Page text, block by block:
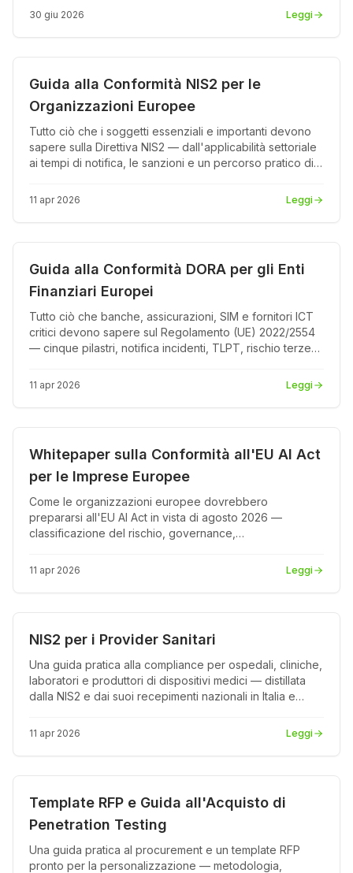
Token trasparenti e reporting pronto per il consiglio.
30 giu 2026 Leggi
Conformità PDF
Guida alla Conformità NIS2 per le
Organizzazioni Europee
Tutto ciò che i soggetti essenziali e importanti devono
sapere sulla Direttiva NIS2 — dall'applicabilità settoriale
ai tempi di notifica, le sanzioni e un percorso pratico di
11 apr 2026 Leggi
Conformità PDF
Guida alla Conformità DORA per gli Enti
Finanziari Europei
Tutto ciò che banche, assicurazioni, SIM e fornitori ICT
critici devono sapere sul Regolamento (UE) 2022/2554
— cinque pilastri, notifica incidenti, TLPT, rischio terze
11 apr 2026 Leggi
Conformità PDF
Whitepaper sulla Conformità all'EU AI Act
per le Imprese Europee
Come le organizzazioni europee dovrebbero
prepararsi all'EU AI Act in vista di agosto 2026 —
classificazione del rischio, governance,
11 apr 2026 Leggi
Conformità PDF
NIS2 per i Provider Sanitari
Una guida pratica alla compliance per ospedali, cliniche,
laboratori e produttori di dispositivi medici — distillata
dalla NIS2 e dai suoi recepimenti nazionali in Italia e
11 apr 2026 Leggi
Prodotto PDF
Template RFP e Guida all'Acquisto di
Penetration Testing
Una guida pratica al procurement e un template RFP
pronto per la personalizzazione — metodologia,